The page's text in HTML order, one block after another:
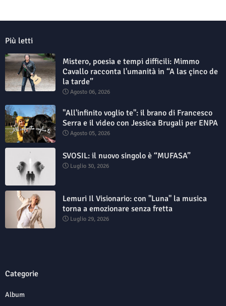
Più letti
Mistero, poesia e tempi difficili: Mimmo
Cavallo racconta l'umanità in “A las çinco de
la tarde”
Agosto 06, 2026
"All'infinito voglio te": il brano di Francesco
Serra e il video con Jessica Brugali per ENPA
Agosto 05, 2026
SVOSIL: il nuovo singolo è “MUFASA”
Luglio 30, 2026
Lemuri Il Visionario: con "Luna" la musica
torna a emozionare senza fretta
Luglio 29, 2026
Categorie
Album